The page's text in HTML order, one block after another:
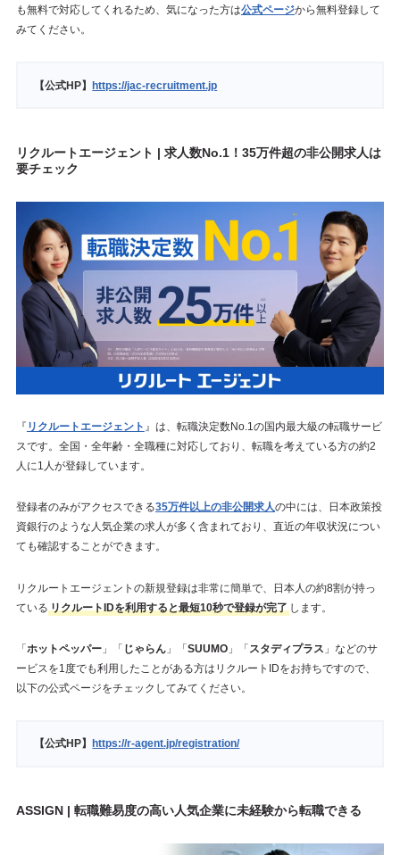
も無料で対応してくれるため、気になった方は公式ページから無料登録して
みてください。
【公式HP】https://jac-recruitment.jp
リクルートエージェント | 求人数No.1！35万件超の非公開求人は
要チェック
『 リクルートエージェント 』は、転職決定数No.1の国内最大級の転職サービ
スです。全国・全年齢・全職種に対応しており、転職を考えている方の約2
人に1人が登録しています。
登録者のみがアクセスできる35万件以上の非公開求人の中には、日本政策投
資銀行のような人気企業の求人が多く含まれており、直近の年収状況につい
ても確認することができます。
リクルートエージェントの新規登録は非常に簡単で、日本人の約8割が持っ
ている リクルートIDを利用すると最短10秒で登録が完了 します。
「 ホットペッパー」「 じゃらん」「 SUUMO」「 スタディプラス 」などのサ
ービスを1度でも利用したことがある方はリクルートIDをお持ちですので、
以下の公式ページをチェックしてみてください。
【公式HP】 https://r-agent.jp/registration/
ASSIGN | 転職難易度の高い人気企業に未経験から転職できる